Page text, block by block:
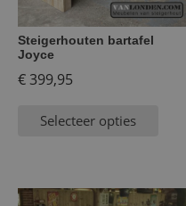
Steigerhouten bartafel
Joyce
€399,95
Selecteer opties